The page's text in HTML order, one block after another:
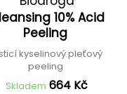
10% Acid
Peeling
kyselinový pleťový
peeling
Skladem 664 Kč